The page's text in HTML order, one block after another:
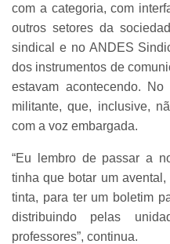
com a categoria, com
outros setores da
sindical e no ANDES
dos instrumentos de
estavam acontecendo.
militante, que, inclusive,
com a voz embargada.
“Eu lembro de passar a
tinha que botar um
tinta, para ter um boletim
distribuindo pelas
professores”, continua.